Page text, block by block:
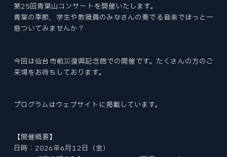
ファインメカニクス専攻
ロボティクス専攻
環境科学研究科
RESEARCHER
教員
国際交流
STUDENT SUPPORTS
大学院教育
CURRICULUM
カリキュラム
OPEN LECTURE
オープンキャンパス・見学
EXAMINATION INDEX
大学院入試
入試出題範囲・過去の試験問題
NEWSニュース
TOPICS
PRIZE
REPORT
報道
ABOUT SITEこのサイトについて
サイトマップ
第25回青葉山コンサートを開催いたします。
青葉の季節，学生や教職員のみなさんの奏でる音楽でほっと一
息ついてみませんか？
今回は仙台市戦災復興記念館での開催です。たくさんの方のご
来場をお待ちしております。
プログラムはウェブサイトに掲載しています。
【開催概要】
日時：2026年6月12日（金）